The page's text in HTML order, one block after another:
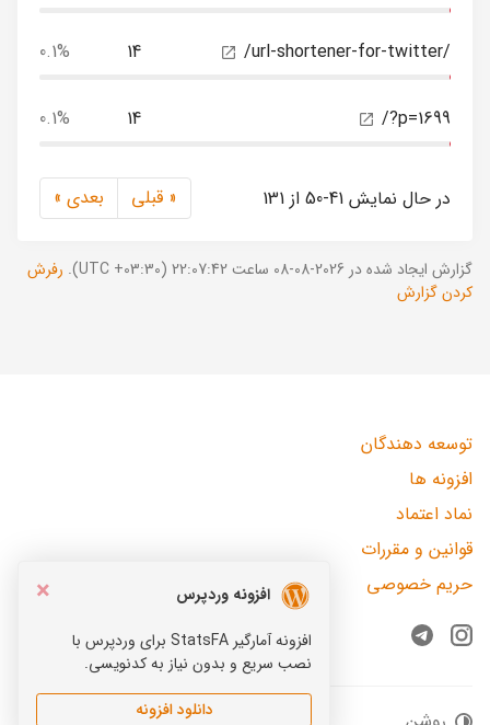
/url-shortener-for-twitter/
14
0.1%
/?p=1699
14
0.1%
در حال نمایش 41-50 از 131 « قبلی بعدی »
گزارش ایجاد شده در 2026-08-08 ساعت 22:07:42 (UTC +03:30).
رفرش
کردن گزارش
×
افزونه وردپرس
افزونه آمارگیر StatsFA برای وردپرس با
نصب سریع و بدون نیاز به کدنویسی.
دانلود افزونه
توسعه دهندگان
افزونه ها
نماد اعتماد
قوانین و مقررات
حریم خصوصی
Instagram
Telegram